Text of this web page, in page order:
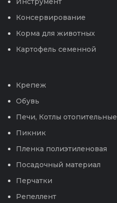
Консервирование
Корма для животных
Картофель семенной
Крепеж
Обувь
Печи, Котлы отопительные
Пикник
Пленка полиэтиленовая
Посадочный материал
Перчатки
Репеллент